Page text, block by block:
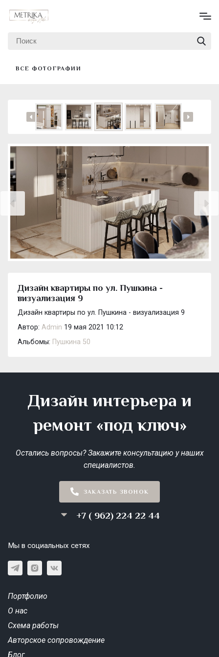
ВСЕ ФОТОГРАФИИ
Дизайн квартиры по ул. Пушкина -
визуализация 9
Дизайн квартиры по ул. Пушкина - визуализация 9
Автор: Admin 19 мая 2021 10:12
Альбомы: Пушкина 50
Дизайн интерьера и
ремонт «под ключ»
Остались вопросы? Закажите консультацию у наших
специалистов.
ЗАКАЗАТЬ ЗВОНОК
+7 ( 962) 224 22 44
Мы в социальных сетях
Портфолио
О нас
Схема работы
Авторское сопровождение
Блог